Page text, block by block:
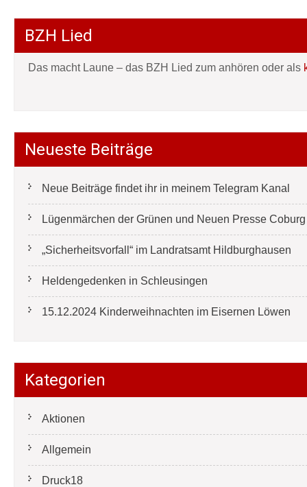
BZH Lied
Das macht Laune – das BZH Lied zum anhören oder als
Neueste Beiträge
Neue Beiträge findet ihr in meinem Telegram Kanal
Lügenmärchen der Grünen und Neuen Presse
„Sicherheitsvorfall“ im Landratsamt Hildburghausen
Heldengedenken in Schleusingen
15.12.2024 Kinderweihnachten im Eisernen Löwen
Kategorien
Aktionen
Allgemein
Druck18